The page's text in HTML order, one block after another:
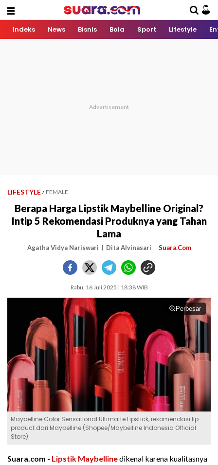
Indeks News Bisnis Bola Sport Lifestyle
LIFESTYLE / FEMALE
Berapa Harga Lipstik Maybelline Original?
Intip 5 Rekomendasi Produknya yang Tahan
Lama
Agatha Vidya Nariswari Dita Alvinasari Suara.Com
Rabu, 16 Juli 2025 | 18:38 WIB
Perbesar
Maybelline Color Sensational Ultimatte Lipstick, rekomendasi lip
product dari Maybelline (Shopee/Maybelline Indonesia Official
Store)
Suara.com - Lipstik Maybellinedikenal karena kualitasnya